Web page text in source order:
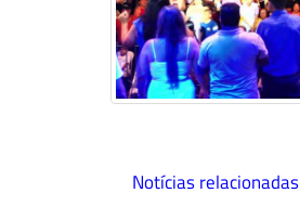
Notícias relacionadas